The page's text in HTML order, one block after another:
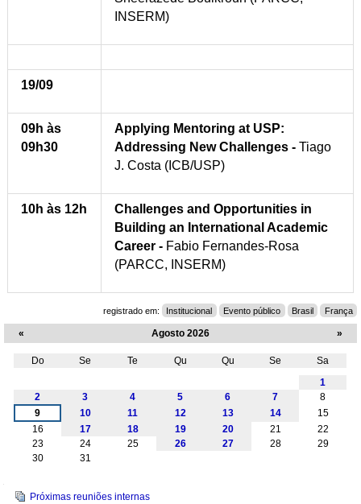
INSERM)
19/09
09h às
09h30
Applying Mentoring at USP:
Addressing New Challenges - Tiago
J. Costa (ICB/USP)
10h às 12h
Challenges and Opportunities in
Building an International Academic
Career - Fabio Fernandes-Rosa
(PARCC, INSERM)
registrado em: Institucional Evento público Brasil França
« Agosto 2026 »
Do Se Te Qu Qu Se
Sa
1
2
3 4 5 6 7
8
9
10 11 12 13 14
15
16
17 18 19 20 21
22
23
24 25 26 27 28
29
30
31
Navegação
Próximas reuniões internas